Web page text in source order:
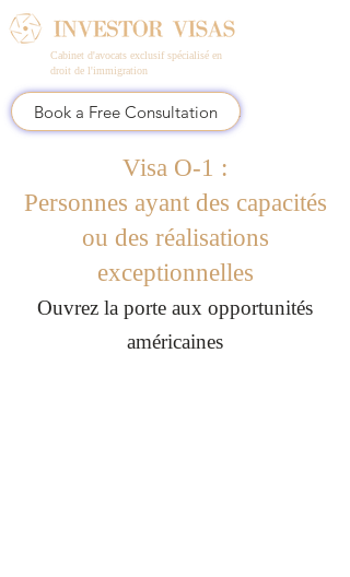
Cabinet d'avocats exclusif spécialisé en
droit de l'immigration
Book a Free Consultation
Visa O-1 :
Personnes ayant des capacités
ou des réalisations
exceptionnelles
Ouvrez la porte aux opportunités
américaines